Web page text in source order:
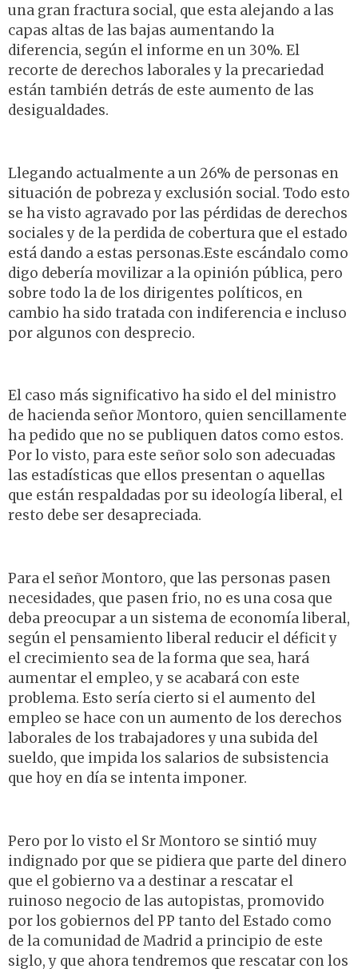
una gran fractura social, que esta alejando a las
capas altas de las bajas aumentando la
diferencia, según el informe en un 30%. El
recorte de derechos laborales y la precariedad
están también detrás de este aumento de las
desigualdades.
Llegando actualmente a un 26% de personas en
situación de pobreza y exclusión social. Todo esto
se ha visto agravado por las pérdidas de derechos
sociales y de la perdida de cobertura que el estado
está dando a estas personas.Este escándalo como
digo debería movilizar a la opinión pública, pero
sobre todo la de los dirigentes políticos, en
cambio ha sido tratada con indiferencia e incluso
por algunos con desprecio.
El caso más significativo ha sido el del ministro
de hacienda señor Montoro, quien sencillamente
ha pedido que no se publiquen datos como estos.
Por lo visto, para este señor solo son adecuadas
las estadísticas que ellos presentan o aquellas
que están respaldadas por su ideología liberal, el
resto debe ser desapreciada.
Para el señor Montoro, que las personas pasen
necesidades, que pasen frio, no es una cosa que
deba preocupar a un sistema de economía liberal,
según el pensamiento liberal reducir el déficit y
el crecimiento sea de la forma que sea, hará
aumentar el empleo, y se acabará con este
problema. Esto sería cierto si el aumento del
empleo se hace con un aumento de los derechos
laborales de los trabajadores y una subida del
sueldo, que impida los salarios de subsistencia
que hoy en día se intenta imponer.
Pero por lo visto el Sr Montoro se sintió muy
indignado por que se pidiera que parte del dinero
que el gobierno va a destinar a rescatar el
ruinoso negocio de las autopistas, promovido
por los gobiernos del PP tanto del Estado como
de la comunidad de Madrid a principio de este
siglo, y que ahora tendremos que rescatar con los